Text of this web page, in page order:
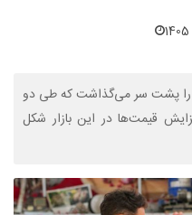
را پشت سر می‌گذاشت که طی دو
قیمت‌ها در این بازار شکل